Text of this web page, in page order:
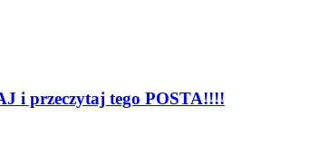
i przeczytaj tego POSTA!!!!